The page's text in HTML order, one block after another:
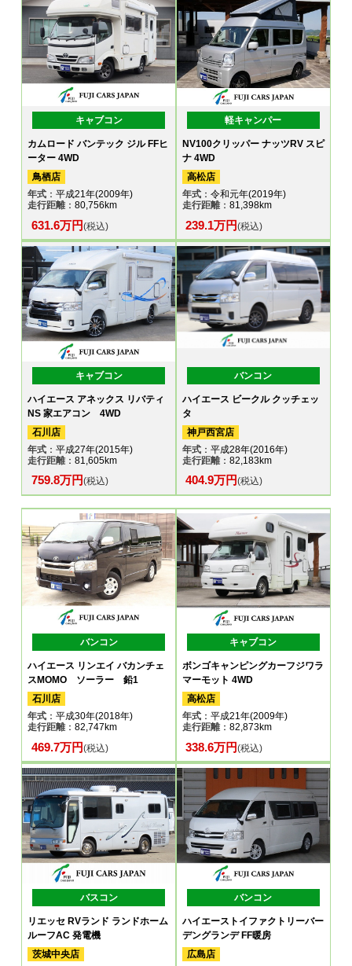
キャブコン
カムロード バンテック ジル FFヒ
ーター 4WD
鳥栖店
年式 ：平成21年(2009年)
走行距離：80,756km
631.6万円(税込)
軽キャンパー
NV100クリッパー ナッツRV スピ
ナ 4WD
高松店
年式：令和元年(2019年)
走行距離：81,398km
239.1万円(税込)
キャブコン
ハイエース アネックス リバティ
NS 家エアコン 4WD
石川店
年式 ：平成27年(2015年)
走行距離：81,605km
759.8万円(税込)
バンコン
ハイエース ビークル クッチェッ
タ
神戸西宮店
年式：平成28年(2016年)
走行距離：82,183km
404.9万円(税込)
バンコン
ハイエース リンエイ バカンチェ
スMOMO ソーラー 鉛1
石川店
年式 ：平成30年(2018年)
走行距離：82,747km
469.7万円(税込)
キャブコン
ボンゴキャンピングカーフジワラ
マーモット 4WD
高松店
年式：平成21年(2009年)
走行距離：82,873km
338.6万円(税込)
バスコン
リエッセ RVランド ランドホーム
ルーフAC 発電機
茨城中央店
バンコン
ハイエーストイファクトリーバー
デングランデ FF暖房
広島店